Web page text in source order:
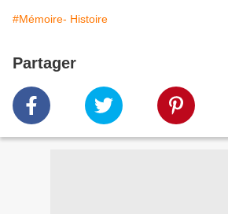
#Mémoire- Histoire
Partager